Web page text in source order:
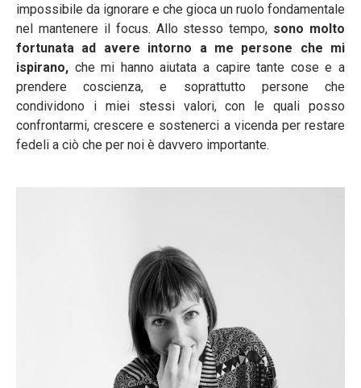
impossibile da ignorare e che gioca un ruolo fondamentale
nel mantenere il focus. Allo stesso tempo, sono molto
fortunata ad avere intorno a me persone che mi
ispirano, che mi hanno aiutata a capire tante cose e a
prendere coscienza, e soprattutto persone che
condividono i miei stessi valori, con le quali posso
confrontarmi, crescere e sostenerci a vicenda per restare
fedeli a ciò che per noi è davvero importante.